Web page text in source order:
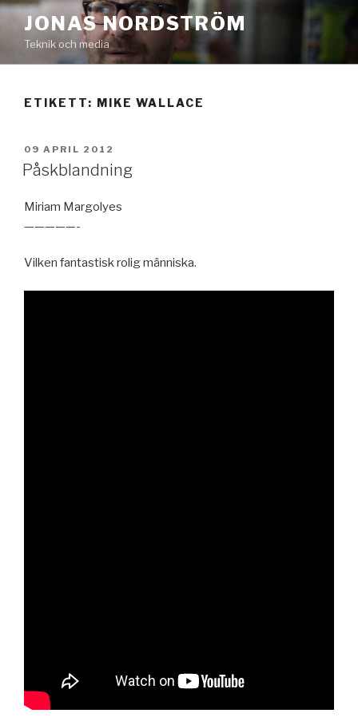
Hoppa
innehåll
JONAS NORDSTRÖM
Teknik och media
ETIKETT: MIKE WALLACE
PUBLICERAT
09 APRIL 2012
Påskblandning
Miriam Margolyes
—————-
Vilken fantastisk rolig människa.